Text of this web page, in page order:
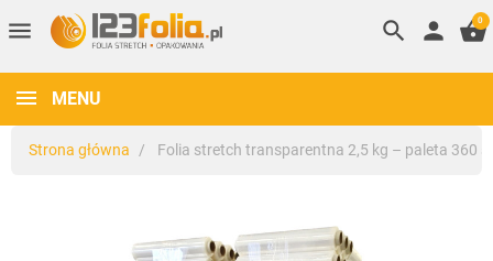
menu search person shopping_basket
0
MENU
Strona główna Folia stretch transparentna 2,5 kg – paleta 360